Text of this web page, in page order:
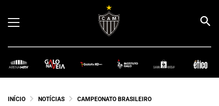
INÍCIO NOTÍCIAS CAMPEONATO BRASILEIRO